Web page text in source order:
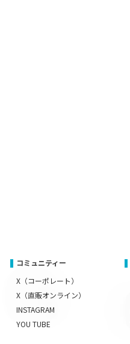
コミュニティー
X（コーポレート）
X（直販オンライン）
INSTAGRAM
YOU TUBE